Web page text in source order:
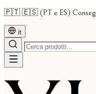
🇵🇹 🇪🇸 (PT e ES)
it